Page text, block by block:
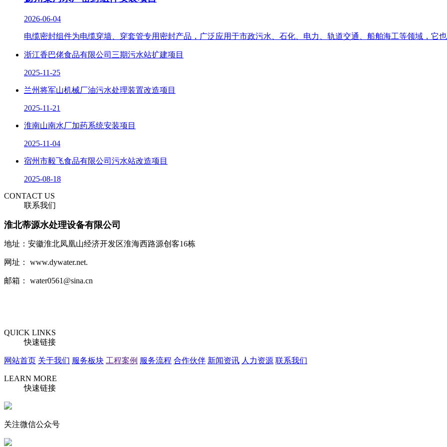
2026-06-04
电缆密封组件为电缆穿墙、穿套管专用密封产品，广泛应用于市政污水、石化、电力、轨道交通、船舶海工等领域，它
浙江香巴佬食品有限公司三期污水站扩建项目
2025-11-25
兰州将军山机械厂油污水处理装置改造项目
2025-11-21
淮南山南水厂加药系统安装项目
2025-11-04
宿州市毅飞食品有限公司污水站改造项目
2025-08-18
CONTACT US
联系我们
淮北蒂源水处理设备有限公司
地址：安徽淮北凤凰山经济开发区淮海西路源创客16栋
网址： www.dywater.net.
邮箱： water0561@sina.cn
QUICK LINKS
快速链接
网站首页 关于我们 服务板块 工程案例 服务流程 合作伙伴 新闻资讯 人力资源 联系我们
LEARN MORE
快速链接
关注微信公众号